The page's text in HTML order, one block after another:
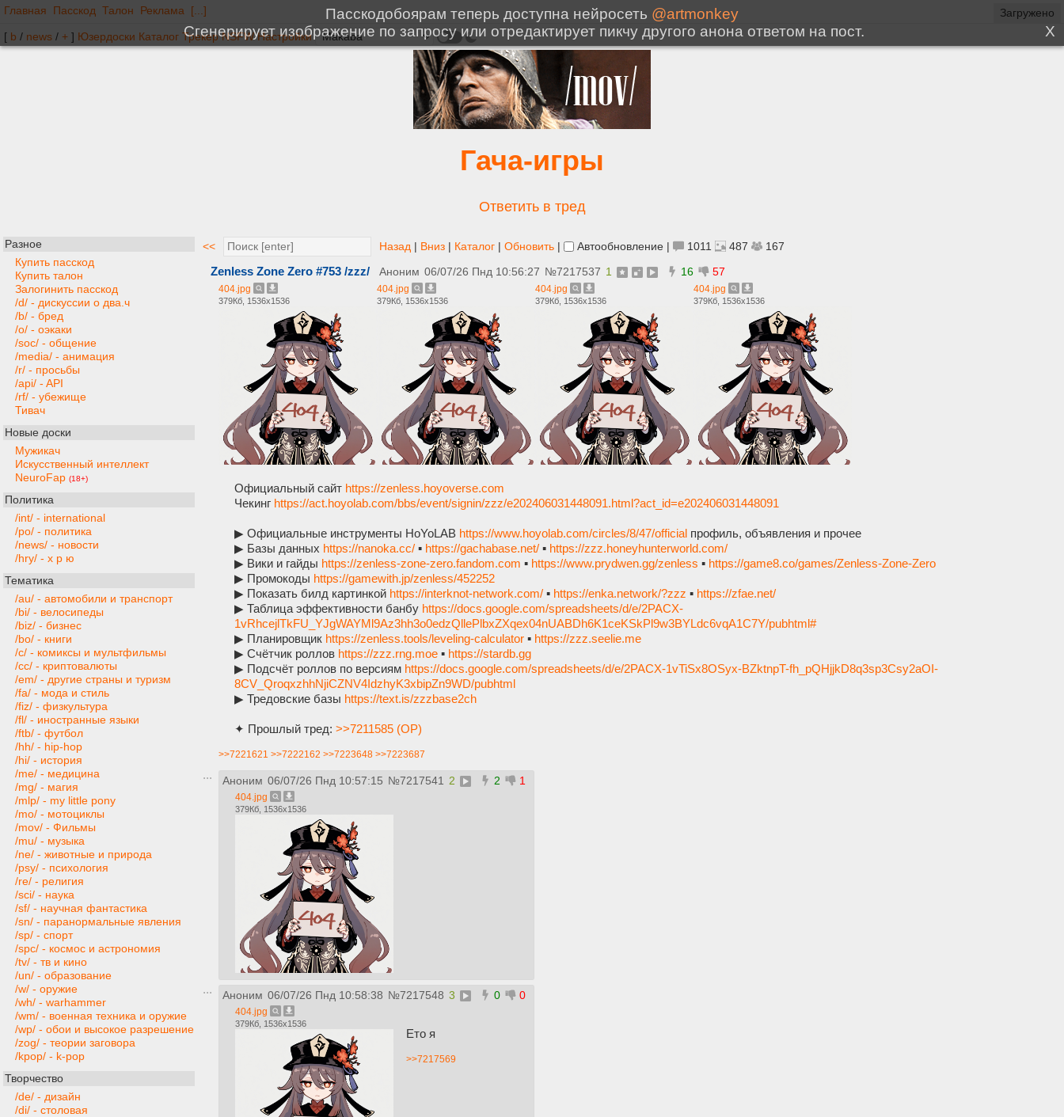
Главная Пасскод Талон Реклама [...]
[ b / news / + ] Юзердоски Каталог Трекер NSFW Настройки
Гача-игры
Ответить в тред
Разное
Купить пасскод
Купить талон
Залогинить пасскод
/d/ - дискуссии о два.ч
/b/ - бред
/o/ - оэкаки
/soc/ - общение
/media/ - анимация
/r/ - просьбы
/api/ - API
/rf/ - убежище
Тивач
Новые доски
Мужикач
Искусственный интеллект
NeuroFap (18+)
Политика
/int/ - international
/po/ - политика
/news/ - новости
/hry/ - х р ю
Тематика
/au/ - автомобили и транспорт
/bi/ - велосипеды
/biz/ - бизнес
/bo/ - книги
/c/ - комиксы и мультфильмы
/cc/ - криптовалюты
/em/ - другие страны и туризм
/fa/ - мода и стиль
/fiz/ - физкультура
/fl/ - иностранные языки
/ftb/ - футбол
/hh/ - hip-hop
/hi/ - история
/me/ - медицина
/mg/ - магия
/mlp/ - my little pony
/mo/ - мотоциклы
/mov/ - Фильмы
/mu/ - музыка
/ne/ - животные и природа
/psy/ - психология
/re/ - религия
/sci/ - наука
/sf/ - научная фантастика
/sn/ - паранормальные явления
/sp/ - спорт
/spc/ - космос и астрономия
/tv/ - тв и кино
/un/ - образование
/w/ - оружие
/wh/ - warhammer
/wm/ - военная техника и оружие
/wp/ - обои и высокое разрешение
/zog/ - теории заговора
/kpop/ - k-pop
Творчество
/de/ - дизайн
/di/ - столовая
<< Назад | Вниз | Каталог | Обновить | Автообновление | 1011 487 167
Zenless Zone Zero #753 /zzz/ Аноним 06/07/26 Пнд 10:56:27 №7217537 1 16 57
404.jpg
379Кб, 1536x1536
404.jpg
379Кб, 1536x1536
404.jpg
379Кб, 1536x1536
404.jpg
379Кб, 1536x1536
Официальный сайт https://zenless.hoyoverse.com
Чекинг https://act.hoyolab.com/bbs/event/signin/zzz/e202406031448091.html?act_id=e202406031448091
▶︎ Официальные инструменты HoYoLAB https://www.hoyolab.com/circles/8/47/official профиль, объявления и прочее
▶︎ Базы данных https://nanoka.cc/ ▪︎ https://gachabase.net/ ▪︎ https://zzz.honeyhunterworld.com/
▶︎ Вики и гайды https://zenless-zone-zero.fandom.com ▪︎ https://www.prydwen.gg/zenless ▪︎ https://game8.co/games/Zenless-Zone-Zero
▶︎ Промокоды https://gamewith.jp/zenless/452252
▶︎ Показать билд картинкой https://interknot-network.com/ ▪︎ https://enka.network/?zzz ▪︎ https://zfae.net/
▶︎ Таблица эффективности банбу https://docs.google.com/spreadsheets/d/e/2PACX-
1vRhcejlTkFU_YJgWAYMl9Az3hh3o0edzQllePlbxZXqex04nUABDh6K1ceKSkPl9w3BYLdc6vqA1C7Y/pubhtml#
▶︎ Планировщик https://zenless.tools/leveling-calculator ▪︎ https://zzz.seelie.me
▶︎ Счётчик роллов https://zzz.rng.moe ▪︎ https://stardb.gg
▶︎ Подсчёт роллов по версиям https://docs.google.com/spreadsheets/d/e/2PACX-1vTiSx8OSyx-BZktnpT-fh_pQHjjkD8q3sp3Csy2aOI-
8CV_QroqxzhhNjiCZNV4IdzhyK3xbipZn9WD/pubhtml
▶︎ Тредовские базы https://text.is/zzzbase2ch
✦ Прошлый тред: >>7211585 (OP)
>>7221621 >>7222162 >>7223648 >>7223687
Аноним 06/07/26 Пнд 10:57:15 №7217541 2 2 1
404.jpg
379Кб, 1536x1536
Аноним 06/07/26 Пнд 10:58:38 №7217548 3 0 0
404.jpg
379Кб, 1536x1536
Ето я
>>7217569